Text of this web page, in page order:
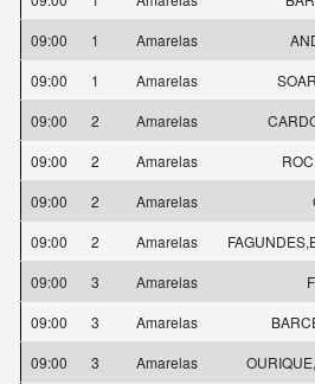
09:00
1 Amarelas
09:00
1 Amarelas
09:00
2 Amarelas
09:00
2 Amarelas
09:00
2 Amarelas
09:00
2 Amarelas
09:00
3 Amarelas
09:00
3 Amarelas
09:00
3 Amarelas